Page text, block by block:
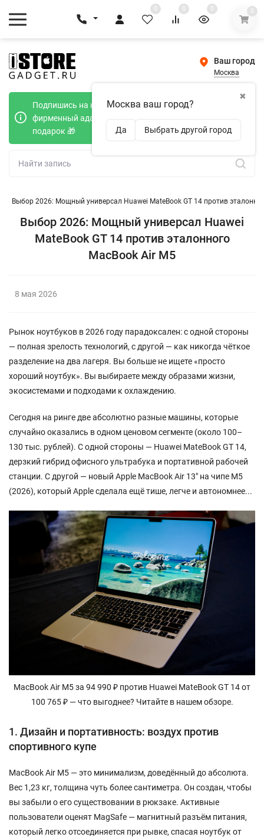
0 0 0 0
Ваш город
Москва
✖
Москва ваш город?
Да Выбрать другой город
Подпишись на наш телеграмм канал и получи
фирменный адаптер Type-C 20W при покупке в
подарок 🎁
Выбор 2026: Мощный универсал Huawei MateBook GT 14 против
Выбор 2026: Мощный универсал Huawei
MateBook GT 14 против эталонного
MacBook Air M5
8 мая 2026
Рынок ноутбуков в 2026 году парадоксален: с одной стороны
— полная зрелость технологий, с другой — как никогда чёткое
разделение на два лагеря. Вы больше не ищете «просто
хороший ноутбук». Вы выбираете между образами жизни,
экосистемами и подходами к охлаждению.
Сегодня на ринге две абсолютно разные машины, которые
случайно оказались в одном ценовом сегменте (около 100–
130 тыс. рублей). С одной стороны — Huawei MateBook GT 14,
дерзкий гибрид офисного ультрабука и портативной рабочей
станции. С другой — новый Apple MacBook Air 13" на чипе M5
(2026), который Apple сделала ещё тише, легче и автономнее...
MacBook Air M5 за 94 990 ₽ против Huawei MateBook GT 14 от
100 765 ₽ — что выгоднее? Читайте в нашем обзоре.
1. Дизайн и портативность: воздух против
спортивного купе
MacBook Air M5 — это минимализм, доведённый до абсолюта.
Вес 1,23 кг, толщина чуть более сантиметра. Он создан, чтобы
вы забыли о его существовании в рюкзаке. Активные
пользователи оценят MagSafe — магнитный разъём питания,
который легко отсоединяется при рывке, спасая ноутбук от